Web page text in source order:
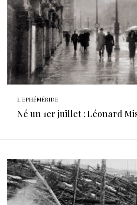
L'EPHÉMÉRIDE
Né un 1er juillet : Léonard